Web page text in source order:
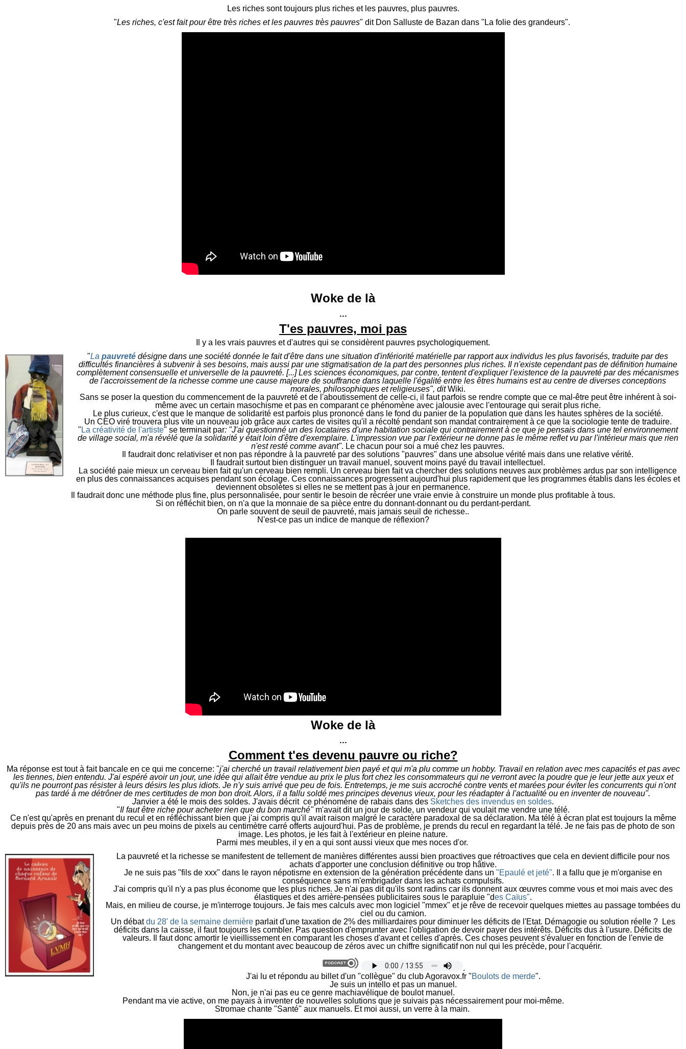
Les riches sont toujours plus riches et les pauvres, plus pauvres.
"Les riches, c'est fait pour être très riches et les pauvres très pauvres" dit Don Salluste de Bazan dans "La folie des grandeurs".
Woke de là
...
T'es pauvres, moi pas
Il y a les vrais pauvres et d'autres qui se considèrent pauvres psychologiquement.
"Lapauvreté désigne dans une société donnée le fait d'être dans une situation d'infériorité matérielle par rapport aux individus les plus favorisés, traduite par des
difficultés financières à subvenir à ses besoins, mais aussi par une stigmatisation de la part des personnes plus riches. Il n'existe cependant pas de définition humaine
complètement consensuelle et universelle de la pauvreté. [...] Les sciences économiques, par contre, tentent d'expliquer l'existence de la pauvreté par des mécanismes
de l'accroissement de la richesse comme une cause majeure de souffrance dans laquelle l'égalité entre les êtres humains est au centre de diverses conceptions
morales, philosophiques et religieuses", dit Wiki.
Sans se poser la question du commencement de la pauvreté et de l'aboutissement de celle-ci, il faut parfois se rendre compte que ce mal-être peut être inhérentà soi-
même avec un certain masochisme et pas en comparant ce phénomène avec jalousie avec l'entourage qui serait plus riche.
Le plus curieux, c'est que le manque de solidarité est parfois plus prononcé dans le fond du panier de la population que dans les hautes sphères de la société.
Un CEO viré trouvera plus vite un nouveau job grâce aux cartes de visites qu'il a récolté pendant son mandatcontrairement à ce que la sociologie tente de traduire.
" La créativité de l'artiste" se terminait par: "J'ai questionné un des locataires d'une habitation sociale qui contrairement à ce que je pensais dans une tel environnement
de village social, m'a révélé que la solidarité y était loin d'être d'exemplaire. L'impression vue par l'extérieur ne donne pas le même reflet vu par l'intérieur mais que rien
n'est resté comme avant". Le chacun pour soi a mué chez les pauvres.
l faudrait donc relativiser et non pas répondre à la pauvreté par des solutions "pauvres" dans une absolue vérité mais dans une relative vérité.
l faudrait surtout bien distinguer un travail manuel, souvent moins payé du travail intellectuel.
La société paie mieux un cerveau bien fait qu'un cerveau bien rempli. Un cerveau bien fait va chercher des solutions neuves aux problèmes ardus par son intelligence
en plus des connaissances acquises pendant son écolage. Ces connaissances progressent aujourd'hui plus rapidement que les programmes établis dans les écoles et
deviennent obsolètes si elles ne se mettent pas à jour en permanence.
l faudrait donc une méthode plus fine, plus personnalisée, pour sentir le besoin de récréer une vraie envie à construire un monde plus profitable à tous.
Si on réfléchit bien, on n'a que la monnaie de sa pièce entre du donnant-donnant ou du perdant-perdant.
On parle souvent de seuil de pauvreté, mais jamais seuil de richesse..
N'est-ce pas un indice de manque de réflexion?
Woke de là
...
Comment t'es devenu pauvre ou riche?
Ma réponse est tout à fait bancale en ce qui me concerne: "j'ai cherché un travail relativement bien payé et qui m'a plu comme un hobby. Travail en relation avec mes capacités et pas avec
les tiennes, bien entendu. J'ai espéré avoir un jour, une idée qui allait être vendue au prix le plus fort chez les consommateurs qui ne verront avec la poudre que je leur jette aux yeux et
qu'ils ne pourront pas résister à leurs désirs les plus idiots. Je n'y suis arrivé que peu de fois. Entretemps, je me suis accroché contre vents et marées pour éviter les concurrents qui n'ont
pas tardé à me détrôner de mes certitudes de mon bon droit. Alors, il a fallu soldé mes principes devenus vieux, pour les réadapter à l'actualité ou en inventer de nouveau".
Janvier a été le mois des soldes. J'avais décrit ce phénomène de rabais dans des Sketches des invendus en soldes.
"Il faut être riche pour acheter rien que du bon marché" m'avait dit un jour de solde, un vendeur qui voulait me vendre une télé.
Ce n'est qu'après en prenant du recul et en réfléchissant bien que j'ai compris qu'il avait raison malgré le caractère paradoxal de sa déclaration. Ma télé à écran plat est toujours la même
depuis près de 20 ans mais avec un peu moins de pixels au centimètre carré offerts aujourd'hui. Pas de problème, je prends du recul en regardant la télé. Je ne fais pas de photo de son
image. Les photos, je les fait à l'extérieur en pleine nature.
Parmi mes meubles, il y en a qui sont aussi vieux que mes noces d'or.
La pauvreté et la richesse se manifestent de tellement de manières différentes aussi bien proactives que rétroactives que cela en devient difficile pour nos
achats d'apporter une conclusion définitive ou trop hâtive.
Je ne suis pas "fils de xxx" dans le rayon népotisme en extension de la génération précédente dans un"Epaulé et jeté". Il a fallu que je m'organise en
conséquence sans m'embrigader dans les achats compulsifs.
J'ai compris qu'il n'y a pas plus économe que les plus riches. Je n'ai pas dit qu'ils sont radins car ils donnent aux œuvres comme vous et moi mais avec des
élastiques et des arrière-pensées publicitaires sous le parapluie "des Caïus".
Mais, en milieu de course, je m'interroge toujours. Je fais mes calculs avec mon logiciel "mmex" et je rêve de recevoir quelques miettes au passage tombées du
ciel ou du camion.
Un débatdu 28' de la semaine dernière parlait d'une taxation de 2% des milliardaires pour diminuer les déficits de l'Etat. Démagogie ou solution réelle ? Les
déficits dans la caisse, il faut toujours les combler. Pas question d'emprunter avec l'obligation de devoir payer des intérêts. Déficits dus à l'usure. Déficits de
valeurs. Il faut donc amortir le vieillissement en comparant les choses d'avant et celles d'après. Ces choses peuvent s'évaluer en fonction de l'envie de
changement et du montant avec beaucoup de zéros avec un chiffre significatif non nul qui les précède, pour l'acquérir.
.
J'ai lu et répondu au billet d'un "collègue" du club Agoravox.fr "Boulots de merde".
Je suis un intello et pas un manuel.
Non, je n'ai pas eu ce genre machiavélique de boulot manuel.
Pendant ma vie active, on me payais à inventer de nouvelles solutions que je suivais pas nécessairement pour moi-même.
Stromae chante "Santé" aux manuels. Et moi aussi, un verre à la main.